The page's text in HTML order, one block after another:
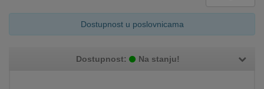
Dostupnost u poslovnicama
Dostupnost: Na stanju!